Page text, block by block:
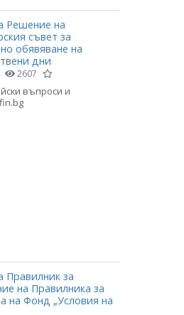
Решение на
съвет за
обявяване на
дни
2607
въпроси и
Правилник за
на Правилника за
на Фонд „Условия на